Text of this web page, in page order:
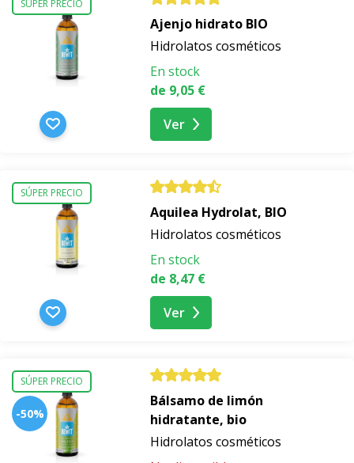
Gracias a la amplia gama de variantes, puedes elegir un
hidrolato exactamente según tus preferencias, aroma y
forma de uso. Explora los hidrolatos BEWIT y elige el
SÚPER PRECIO
Ajenjo hidrato BIO
Hidrolatos cosméticos
En stock
de 9,05 €
Ver
SÚPER PRECIO
Aquilea Hydrolat, BIO
Hidrolatos cosméticos
En stock
de 8,47 €
Ver
SÚPER PRECIO
-50%
Bálsamo de limón
hidratante, bio
Hidrolatos cosméticos